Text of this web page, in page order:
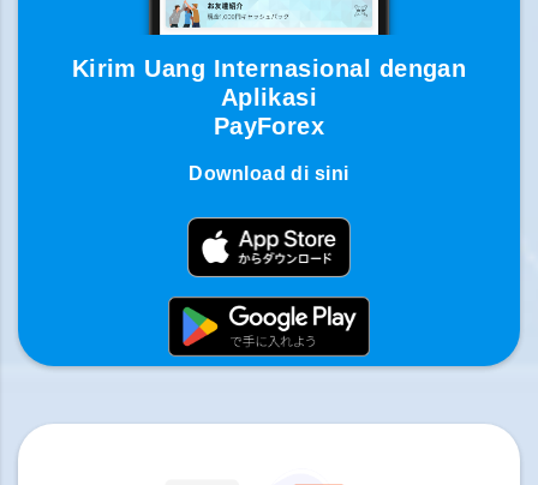
Kirim Uang Internasional dengan
Aplikasi
PayForex
Download di sini